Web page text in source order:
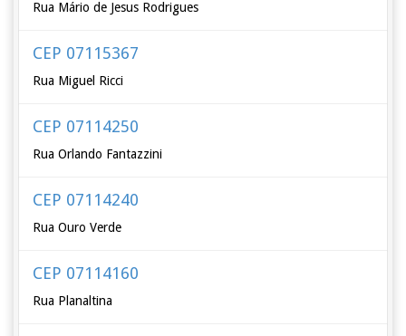
Rua Mário de Jesus Rodrigues
CEP 07115367
Rua Miguel Ricci
CEP 07114250
Rua Orlando Fantazzini
CEP 07114240
Rua Ouro Verde
CEP 07114160
Rua Planaltina